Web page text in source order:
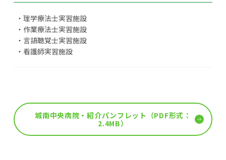
・理学療法士実習施設
・作業療法士実習施設
・言語聴覚士実習施設
・看護師実習施設
城南中央病院・紹介パンフレット（PDF形式：
2.4MB）